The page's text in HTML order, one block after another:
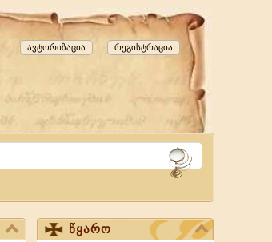
რეგისტრაცია
ავტორიზაცია
წყარო